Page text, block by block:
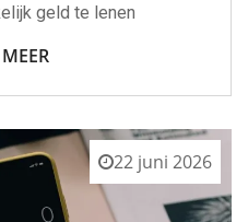
geld te lenen
22 juni 2026